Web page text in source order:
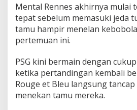
Mental Rennes akhirnya mulai
tepat sebelum memasuki jeda
tamu hampir menelan
pertemuan ini.
PSG kini bermain dengan
ketika pertandingan kembali
Rouge et Bleu langsung
menekan tamu mereka.